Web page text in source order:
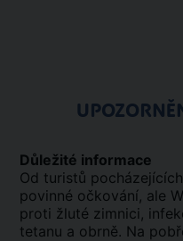
Důležité informace
Od turistů
povinné očkování, ale
proti žluté zimnici,
tetanu a obrně. Na